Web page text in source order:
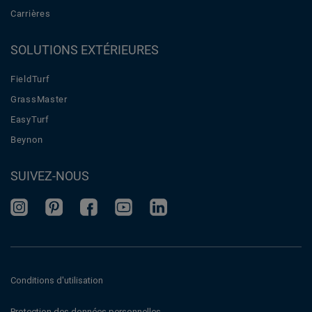
Carrières
SOLUTIONS EXTÉRIEURES
FieldTurf
GrassMaster
EasyTurf
Beynon
SUIVEZ-NOUS
Conditions d'utilisation